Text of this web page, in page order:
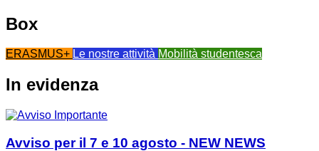
Box
ERASMUS+ Le nostre attività Mobilità studentesca
In evidenza
Avviso per il 7 e 10 agosto - NEW NEWS